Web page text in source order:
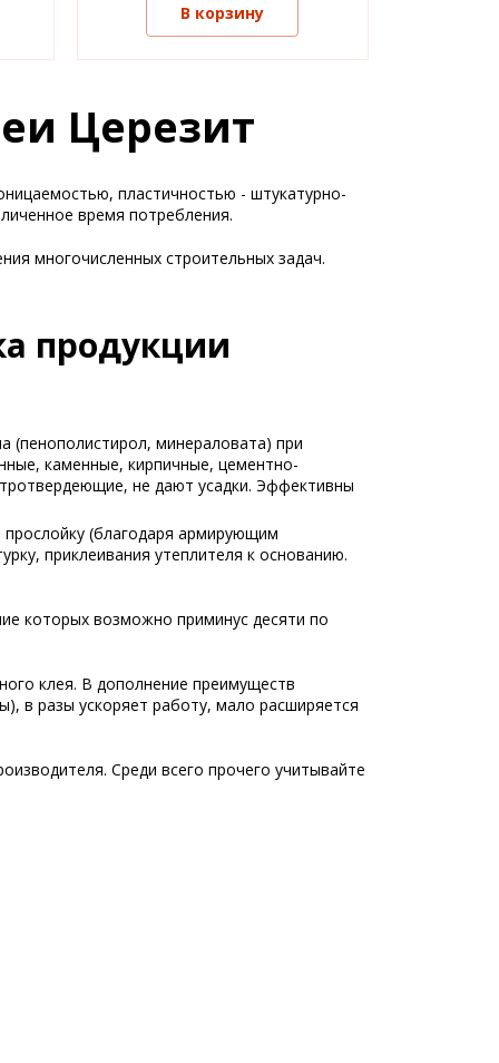
В корзину
Церезит
пластичностью - штукатурно-
время потребления.
многочисленных строительных задач.
продукции
(пенополистирол, минераловата) при
каменные, кирпичные, цементно-
не дают усадки. Эффективны
(благодаря армирующим
приклеивания утеплителя к основанию.
которых возможно приминус десяти по
клея. В дополнение преимуществ
в разы ускоряет работу, мало расширяется
Среди всего прочего учитывайте